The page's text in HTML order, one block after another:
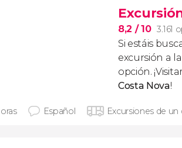
8,2 / 10 3.161
Si estáis
excursión a
opción.
Costa Nova!
Español Excursiones de un